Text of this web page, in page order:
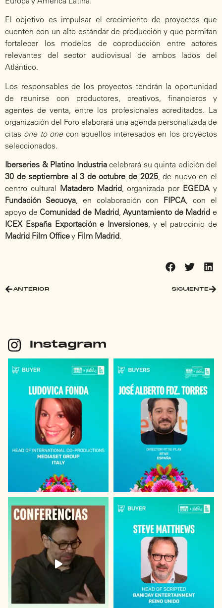
El objetivo es impulsar el crecimiento de proyectos que
cuenten con un alto estándar de producción y que permitan
fortalecer los modelos de coproducción entre actores
relevantes del sector audiovisual de ambos lados del
Atlántico.
Los responsables de los proyectos tendrán la oportunidad
de reunirse con productores, creativos, financieros y
agentes de venta, entre los profesionales acreditados. La
organización del Foro elaborará una agenda personalizada de
citas one to onecon aquellos interesados en los proyectos
seleccionados.
Iberseries & Platino Industriacelebrará su quinta edición del
30 de septiembre al 3 de octubre de 2025, de nuevo en el
centro cultural Matadero Madrid, organizada por EGEDAy
Fundación Secuoya, en colaboración con FIPCA , con el
apoyo de Comunidad de Madrid,Ayuntamiento de Madrid e
ICEX España Exportación e Inversiones , y el patrocinio de
Madrid Film Officey Film Madrid.
ANTERIOR SIGUIENTE
Instagram